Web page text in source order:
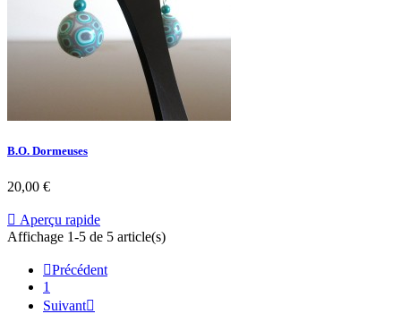
B.O. Dormeuses
20,00 €
 Aperçu rapide
Affichage 1-5 de 5 article(s)
Précédent
1
Suivant